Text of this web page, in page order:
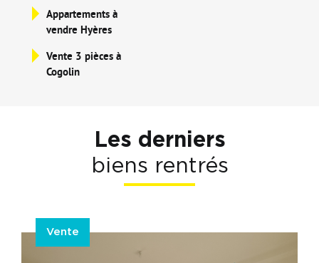
Appartements à
vendre Hyères
Vente 3 pièces à
Cogolin
Les derniers
biens rentrés
Vente